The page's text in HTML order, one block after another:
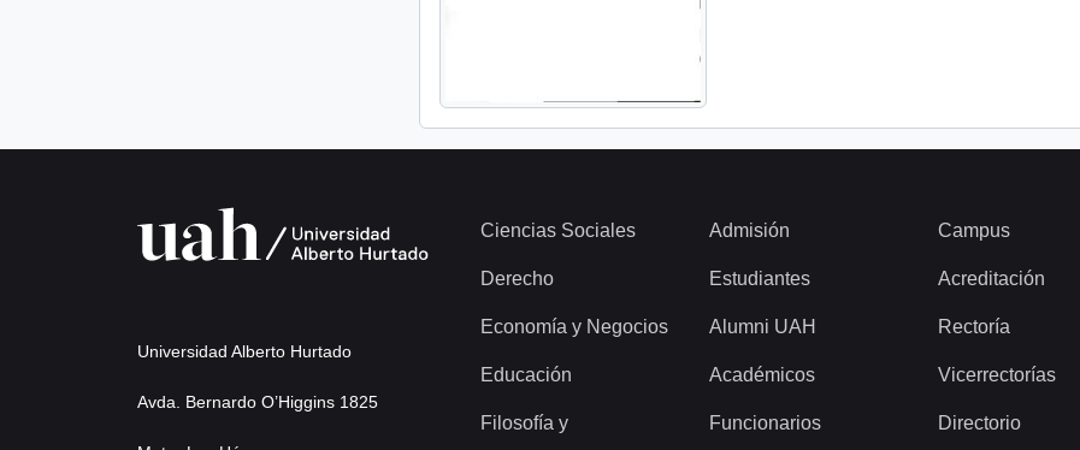
Universidad Alberto Hurtado
Avda. Bernardo O’Higgins 1825
Ciencias Sociales
Derecho
Economía y Negocios
Educación
Filosofía y
Admisión
Estudiantes
Alumni UAH
Académicos
Funcionarios
Campus
Acreditación
Rectoría
Vicerrectorías
Directorio